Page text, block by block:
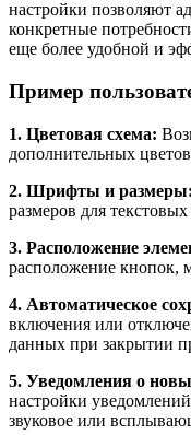
настройки позволяют
конкретные
еще более удобной и
Пример
1. Цветовая схема:
дополнительных
2. Шрифты и размеры:
размеров для
3. Расположение
расположение кнопок,
4. Автоматическое
включения или
данных при закрытии
5. Уведомления о
настройки
звуковое или